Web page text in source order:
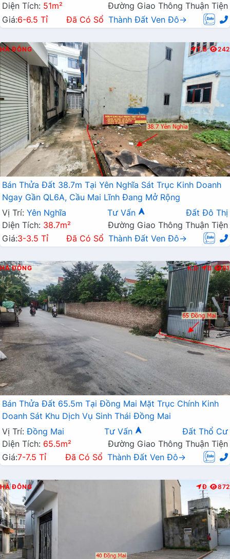
Diện Tích: 51m²
Đường Giao Thông Thuận Tiện
Giá:6-6.5 Tỉ Đã Có Sổ Thành Đất Ven Đô→
HÀ ĐÔNG T.B 242
Bán Thửa Đất 38.7m Tại Yên Nghĩa Sát Trục Kinh Doanh
Ngay Gần QL6A, Cầu Mai Lĩnh Đang Mở Rộng
Vị Trí: Yên Nghĩa Tư Vấn
Đất Đô Thị
Diện Tích: 38.7m²
Đường Giao Thông Thuận Tiện
Giá:3-3.5 Tỉ Đã Có Sổ Thành Đất Ven Đô→
HÀ ĐÔNG K.D B 81
Bán Thửa Đất 65.5m Tại Đồng Mai Mặt Trục Chính Kinh
Doanh Sát Khu Dịch Vụ Sinh Thái Đồng Mai
Vị Trí: Đồng Mai Tư Vấn
Đất Thổ Cư
Diện Tích: 65.5m²
Đường Giao Thông Thuận Tiện
Giá:7-7.5 Tỉ Đã Có Sổ Thành Đất Ven Đô→
HÀ ĐÔNG Đ 872